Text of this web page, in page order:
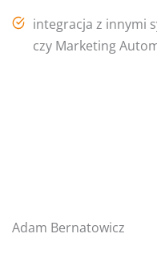
integracja z innymi
czy Marketing
Adam Bernatowicz